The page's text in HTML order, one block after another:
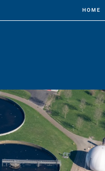
HOME